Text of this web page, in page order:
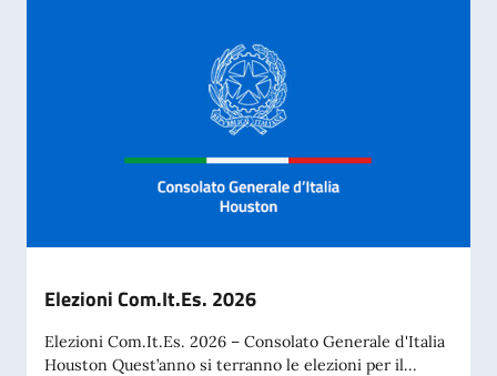
Elezioni Com.It.Es. 2026
Elezioni Com.It.Es. 2026 – Consolato Generale d'Italia
Houston Quest’anno si terranno le elezioni per il...